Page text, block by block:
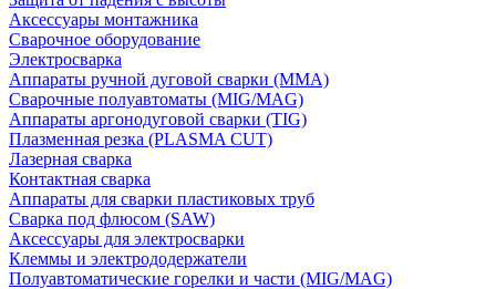
Аксессуары монтажника
Сварочное оборудование
Электросварка
Аппараты ручной дуговой сварки (MMA)
Сварочные полуавтоматы (MIG/MAG)
Аппараты аргонодуговой сварки (TIG)
Плазменная резка (PLASMA CUT)
Лазерная сварка
Контактная сварка
Аппараты для сварки пластиковых труб
Сварка под флюсом (SAW)
Аксессуары для электросварки
Клеммы и электрододержатели
Полуавтоматические горелки и части (MIG/MAG)